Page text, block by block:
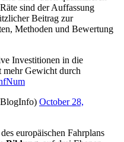
sind der Auffassung
Beitrag zur
Methoden und Bewertung
Investitionen in die
Gewicht durch
October 28,
europäischen Fahrplans